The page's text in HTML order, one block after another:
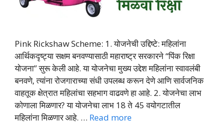
Pink Rickshaw Scheme: 1. योजनेची उद्दिष्टे: महिलांना
आर्थिकदृष्ट्या सक्षम बनवण्यासाठी महाराष्ट्र सरकारने “पिंक रिक्षा
योजना” सुरू केली आहे. या योजनेचा मुख्य उद्देश महिलांना स्वावलंबी
बनवणे, त्यांना रोजगाराच्या संधी उपलब्ध करून देणे आणि सार्वजनिक
वाहतूक क्षेत्रात महिलांचा सहभाग वाढवणे हा आहे. 2. योजनेचा लाभ
कोणाला मिळणार? या योजनेचा लाभ 18 ते 45 वयोगटातील
महिलांना मिळणार आहे. … Read more